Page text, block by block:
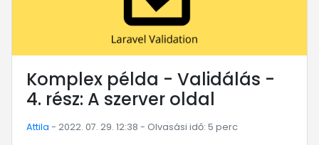
Komplex példa - Validálás -
4. rész: A szerver oldal
Attila - 2022. 07. 29. 12:38 - Olvasási idő: 5 perc